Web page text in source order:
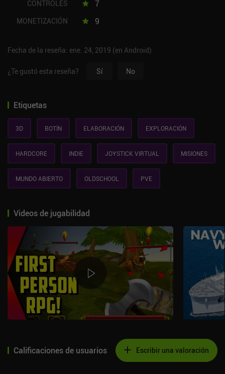
CONTROLES 7
MONETIZACIÓN 9
Fecha de la reseña: ene. 24, 2019 (en Android)
¿Te gustó esta reseña? Sí No
Etiquetas
3D BOTÍN ELABORACIÓN EXPLORACIÓN
HARDCORE INDIE JOYSTICK VIRTUAL MISIONES
MUNDO ABIERTO OLDSCHOOL PVE
Videos de jugabilidad
Calificaciones de usuarios Escribir una valoración